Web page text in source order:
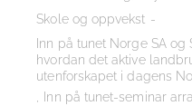
Skole og oppvekst
Inn på tunet Norge SA
hvordan det aktive
utenforskapet i dagens
Inn på tunet-seminar